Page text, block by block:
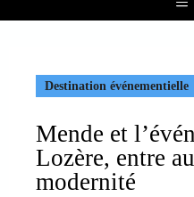
Destination événementielle
Mende et
Lozère, entre
modernité